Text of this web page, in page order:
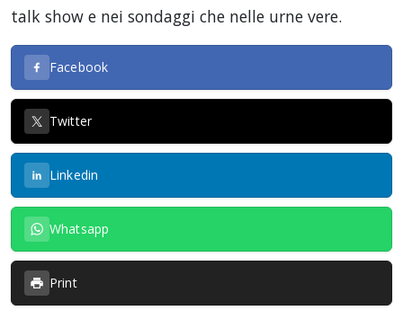
talk show e nei sondaggi che nelle urne vere.
Facebook
Twitter
Linkedin
Whatsapp
Print